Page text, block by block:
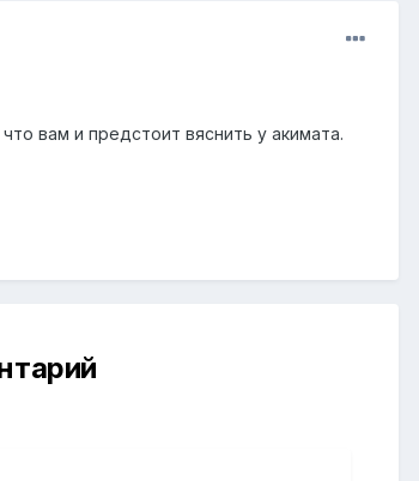
вам и предстоит вяснить у акимата.